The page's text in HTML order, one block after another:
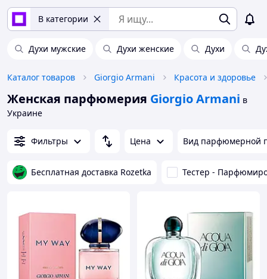
В категории
Духи мужские Духи женские Духи
Каталог товаров Giorgio Armani Красота и здоровье
Женская парфюмерия Giorgio Armani в
Украине
Фильтры Цена Вид парфюмерной
Бесплатная доставка Rozetka Тестер -